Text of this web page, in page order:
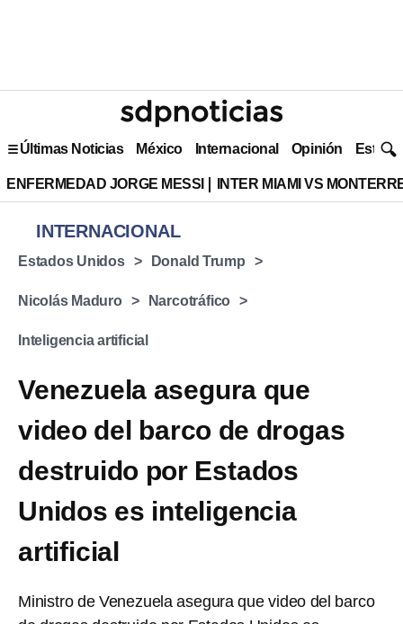
Últimas Noticias México Internacional Opinión Estilo
ENFERMEDAD JORGE MESSI INTER MIAMI VS
INTERNACIONAL
Estados Unidos Donald Trump
Nicolás Maduro Narcotráfico
Inteligencia artificial
Venezuela asegura que
video del barco de drogas
destruido por Estados
Unidos es inteligencia
artificial
Ministro de Venezuela asegura que video del barco